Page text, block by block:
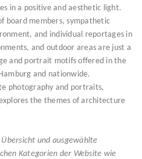
in a positive and aesthetic light.
board members, sympathetic
and individual reportages in
and outdoor areas are just a
and portrait motifs offered in the
and nationwide.
photography and portraits,
the themes of architecture
und ausgewählte
Kategorien der Website wie